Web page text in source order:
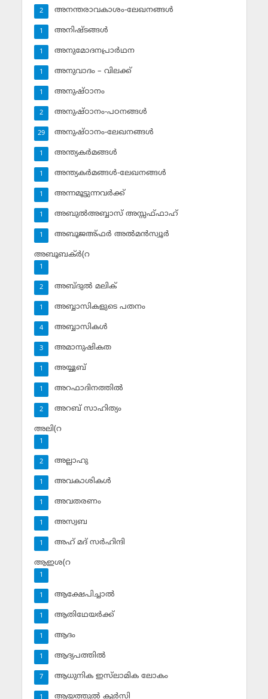
അനന്തരാവകാശം-ലേഖനങ്ങള്‍
2
അനിഷ്ടങ്ങള്‍
1
അനുമോദനപ്രാര്‍ഥന
1
അനുവാദം – വിലക്ക്‌
1
അനുഷ്ഠാനം
1
അനുഷ്ഠാനം-പഠനങ്ങള്‍
2
അനുഷ്ഠാനം-ലേഖനങ്ങള്‍
29
അന്ത്യകര്‍മങ്ങള്‍
1
അന്ത്യകര്‍മങ്ങള്‍-ലേഖനങ്ങള്‍
1
അന്നമൂട്ടുന്നവര്‍ക്ക്
1
അബുല്‍അബ്ബാസ് അസ്സഫ്ഫാഹ്‌
1
അബൂജഅ്ഫര്‍ അല്‍മന്‍സ്വൂര്‍
1
അബൂബക്ര്‍(റ
1
അബ്ദുല്‍ മലിക്‌
2
അബ്ബാസികളുടെ പതനം
1
അബ്ബാസികള്‍
4
അമാനുഷികത
3
അയ്യൂബ്‌
1
അറഫാദിനത്തില്‍
1
അറബ് സാഹിത്യം
2
അലി(റ
1
അല്ലാഹു
2
അവകാശികള്‍
1
അവതരണം
1
അസ്വബ
1
അഹ് മദ് സര്‍ഹിന്ദി
1
ആഇശ(റ
1
ആക്ഷേപിച്ചാല്‍
1
ആതിഥേയര്‍ക്ക്
1
ആദം
1
ആദ്യപത്തില്‍
1
ആധുനിക ഇസ്‌ലാമിക ലോകം
7
ആയത്തുല്‍ കുര്‍സി